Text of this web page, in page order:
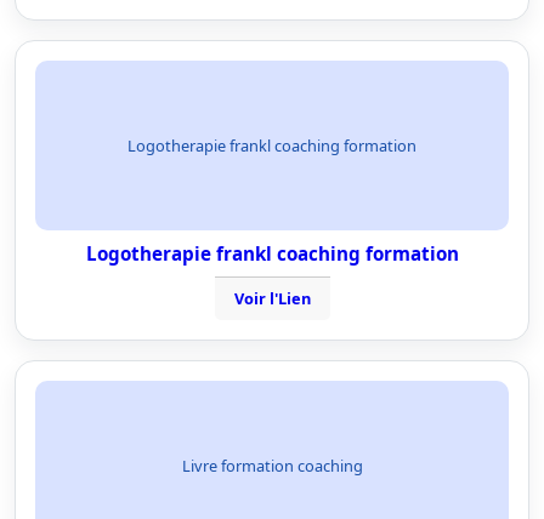
Logotherapie frankl coaching formation
Logotherapie frankl coaching formation
Voir l'Lien
Livre formation coaching